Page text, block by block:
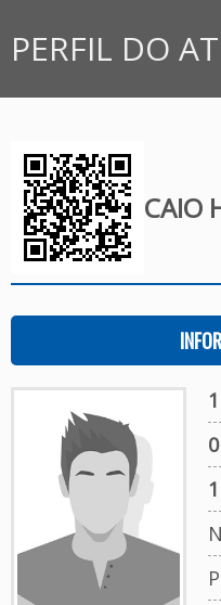
PERFIL DO
CAIO
1
0
1